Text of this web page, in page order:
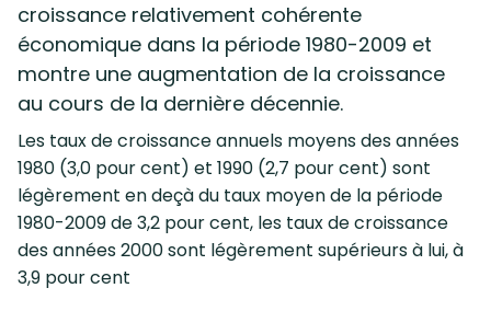
croissance relativement cohérente
économique dans la période 1980-2009 et
montre une augmentation de la croissance
au cours de la dernière décennie.
Les taux de croissance annuels moyens des années
1980 (3,0 pour cent) et 1990 (2,7 pour cent) sont
légèrement en deçà du taux moyen de la période
1980-2009 de 3,2 pour cent, les taux de croissance
des années 2000 sont légèrement supérieurs à lui, à
3,9 pour cent